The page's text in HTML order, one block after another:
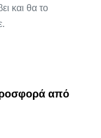
και θα το
από